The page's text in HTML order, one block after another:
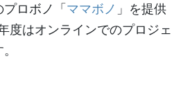
プロボノ「ママボノ 」を提供
度はオンラインでのプロジェ